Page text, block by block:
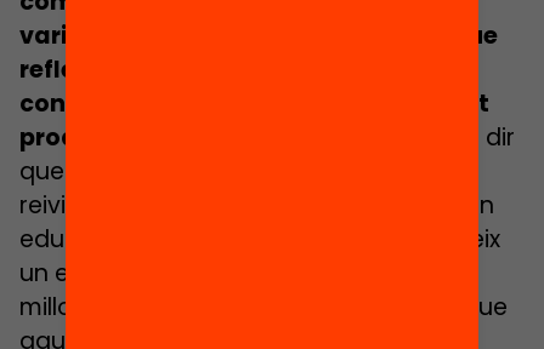
variables, però ja tenim evidències que
reflecteixen que l’aplicació del
coneixement científic en educació pot
produir millores rellevants.
Això no vol dir
que haguem d’abandonar les
reivindicacions per una major inversió en
educació, ni molt menys, però ens ofereix
un escenari en què tot esforç pot estar
millor invertit. En qualsevol cas, per tal que
aquest escenari sigui possible, allò